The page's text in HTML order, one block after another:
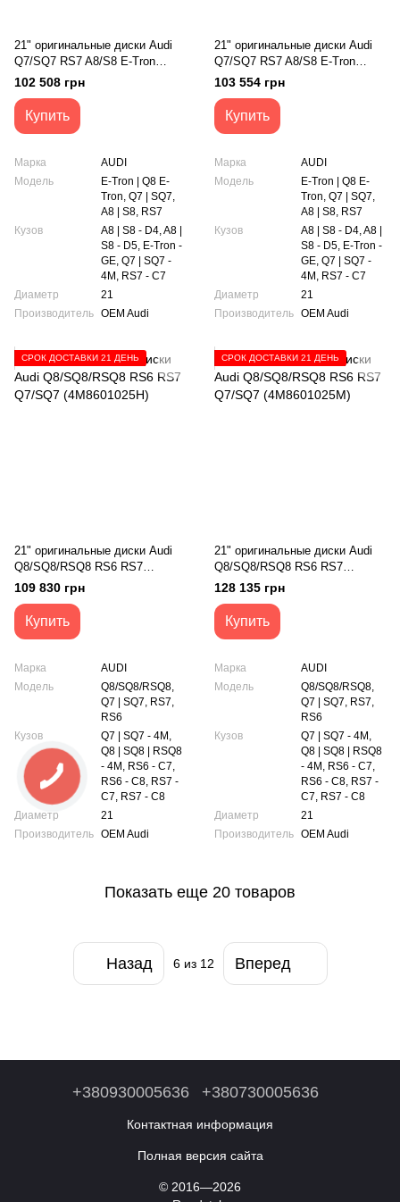
21" оригинальные диски Audi
Q7/SQ7 RS7 A8/S8 E-Tron
(4M0601025AJ)
102 508 грн
Купить
Марка
AUDI
Модель
E-Tron | Q8 E-
Tron, Q7 | SQ7,
A8 | S8, RS7
Кузов
A8 | S8 - D4, A8 |
S8 - D5, E-Tron -
GE, Q7 | SQ7 -
4M, RS7 - C7
Диаметр
21
Производитель OEM Audi
21" оригинальные диски Audi
Q7/SQ7 RS7 A8/S8 E-Tron
(4M0601025E)
103 554 грн
Купить
Марка
AUDI
Модель
E-Tron | Q8 E-
Tron, Q7 | SQ7,
A8 | S8, RS7
Кузов
A8 | S8 - D4, A8 |
S8 - D5, E-Tron -
GE, Q7 | SQ7 -
4M, RS7 - C7
Диаметр
21
Производитель OEM Audi
СРОК ДОСТАВКИ 21 ДЕНЬ
21" оригинальные диски Audi
Q8/SQ8/RSQ8 RS6 RS7
Q7/SQ7 (4M8601025H)
109 830 грн
Купить
Марка
AUDI
Модель
Q8/SQ8/RSQ8,
Q7 | SQ7, RS7,
RS6
Кузов
Q7 | SQ7 - 4M,
Q8 | SQ8 | RSQ8
- 4M, RS6 - C7,
RS6 - C8, RS7 -
C7, RS7 - C8
Диаметр
21
Производитель OEM Audi
СРОК ДОСТАВКИ 21 ДЕНЬ
21" оригинальные диски Audi
Q8/SQ8/RSQ8 RS6 RS7
Q7/SQ7 (4M8601025M)
128 135 грн
Купить
Марка
AUDI
Модель
Q8/SQ8/RSQ8,
Q7 | SQ7, RS7,
RS6
Кузов
Q7 | SQ7 - 4M,
Q8 | SQ8 | RSQ8
- 4M, RS6 - C7,
RS6 - C8, RS7 -
C7, RS7 - C8
Диаметр
21
Производитель OEM Audi
Показать еще 20 товаров
Назад 6из 12 Вперед
+380930005636 +380730005636
Контактная информация
Полная версия сайта
© 2016—2026